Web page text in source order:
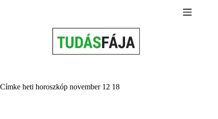
Címke heti horoszkóp november 12 18